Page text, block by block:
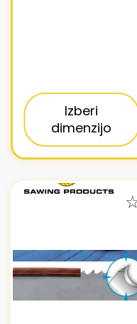
Izberi
dimenzijo